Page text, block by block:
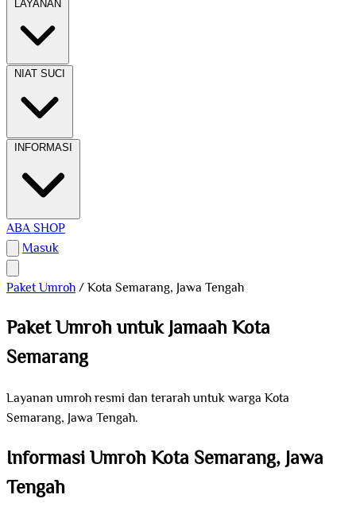
LAYANAN
NIAT SUCI
INFORMASI
ABA SHOP
Masuk
Paket Umroh/Kota Semarang, Jawa Tengah
Paket Umroh untuk Jamaah Kota
Semarang
Layanan umroh resmi dan terarah untuk warga Kota
Semarang, Jawa Tengah.
Informasi Umroh Kota Semarang, Jawa
Tengah